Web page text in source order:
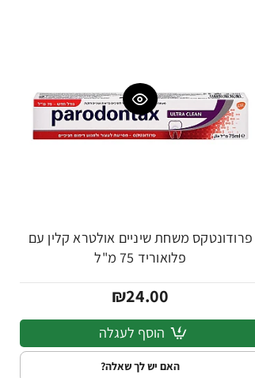
פרודונטקס משחת שיניים אולטרא קלין עם
פלואוריד 75 מ"ל
₪24.00
הוסף לעגלה
האם יש לך שאלה?